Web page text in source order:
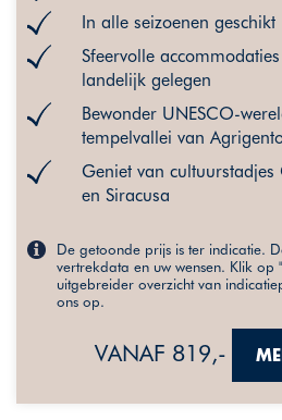
In alle seizoenen geschikt
Sfeervolle
landelijk gelegen
Bewonder UNESCO-
tempelvallei van
Geniet van
en Siracusa
De getoonde prijs is ter indicatie.
vertrekdata en uw wensen. Klik op
uitgebreider overzicht van
ons op.
VANAF 819,-